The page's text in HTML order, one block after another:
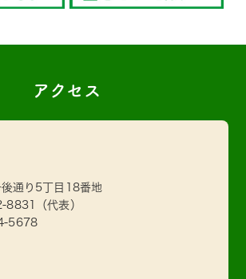
アクセス
通り5丁目18番地
8831
（代表）
5678